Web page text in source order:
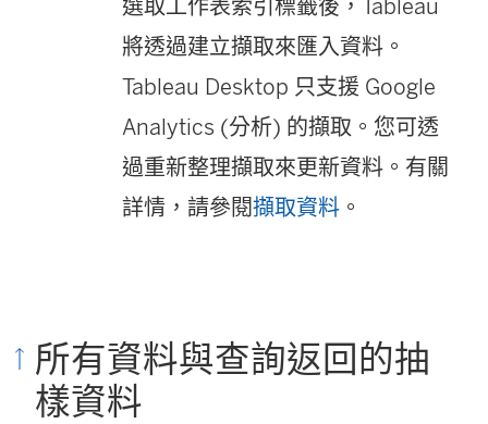
在
新
開
啟
選取工作表索引標籤後，Tableau
將透過建立擷取來匯入資料。
Tableau Desktop 只支援 Google
Analytics (分析) 的擷取。您可透
過重新整理擷取來更新資料。有關
詳情，請參閱擷取資料 。
所有資料與查詢返回的抽
樣資料